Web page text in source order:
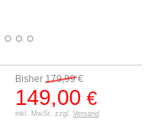
Bisher 179,99€
149,00 €
inkl. MwSt. zzgl. Versand